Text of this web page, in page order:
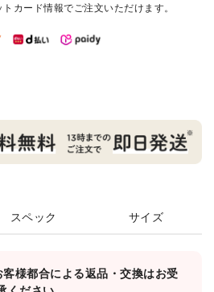
トカード情報でご注文いただけます。
スペック サイズ
様都合による返品・交換はお受